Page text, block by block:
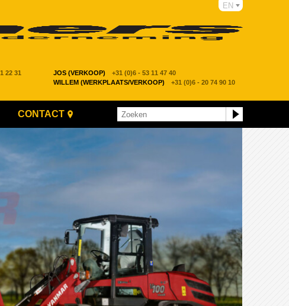
22 31 JOS (VERKOOP)
+31 (0)6 - 53 11 47 40
WILLEM (WERKPLAATS/VERKOOP) +31 (0)6 - 20 74 90 10
EN
CONTACT